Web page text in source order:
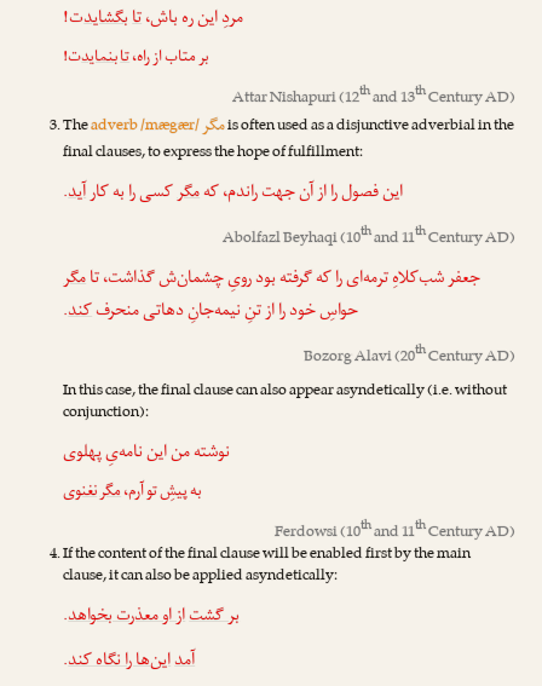
مردِ این ره باش،تابگشایدت!
بر متاب از راه،تابنمایدت!
Attar Nishapuri(12thand 13thCentury AD)
Theadverb /mægær/مگرis often used as a disjunctive adverbial in the
final clauses, to express the hope of fulfillment:
این فصول را از آن جهت راندم، کهمگرکسی را به کارآید.
Abolfazl Beyhaqi(10thand 11thCentury AD)
جعفر شب‌کلاهِ ترمه‌ای را که گرفته بود رویِ چشمان‌ش گذاشت، تامگر
حواسِ خود را از تنِ نیمه‌جانِ دهاتی منحرفکند.
Bozorg Alavi(20thCentury AD)
In this case, the final clause can also appear asyndetically (i.e. without
conjunction):
نوشته من این نامه‌یِ پهلوی
به پیشِ تو آرم،مگرنغنوی
Ferdowsi(10thand 11thCentury AD)
If the content of the final clause will be enabled first by the main
clause, it can also be applied asyndetically:
بر گشتاز او معذرت بخواهد.
آمداین‌ها را نگاه کند.